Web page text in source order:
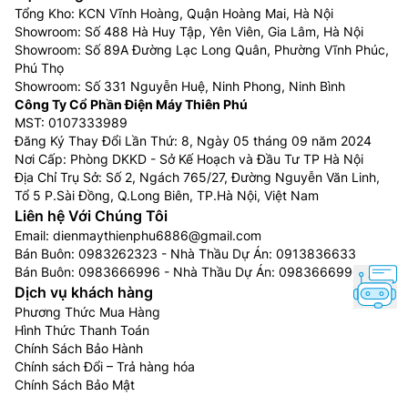
Tổng Kho: KCN Vĩnh Hoàng, Quận Hoàng Mai, Hà Nội
Showroom: Số 488 Hà Huy Tập, Yên Viên, Gia Lâm, Hà Nội
Showroom: Số 89A Đường Lạc Long Quân, Phường Vĩnh Phúc,
Phú Thọ
Showroom: Số 331 Nguyễn Huệ, Ninh Phong, Ninh Bình
Công Ty Cổ Phần Điện Máy Thiên Phú
MST: 0107333989
Đăng Ký Thay Đổi Lần Thứ: 8, Ngày 05 tháng 09 năm 2024
Nơi Cấp: Phòng DKKD - Sở Kế Hoạch và Đầu Tư TP Hà Nội
Địa Chỉ Trụ Sở: Số 2, Ngách 765/27, Đường Nguyễn Văn Linh,
Tổ 5 P.Sài Đồng, Q.Long Biên, TP.Hà Nội, Việt Nam
Liên hệ Với Chúng Tôi
Email: dienmaythienphu6886@gmail.com
Bán Buôn: 0983262323 - Nhà Thầu Dự Án: 0913836633
Bán Buôn: 0983666996 - Nhà Thầu Dự Án: 0983666996
Dịch vụ khách hàng
Phương Thức Mua Hàng
Hình Thức Thanh Toán
Chính Sách Bảo Hành
Chính sách Đổi – Trả hàng hóa
Chính Sách Bảo Mật